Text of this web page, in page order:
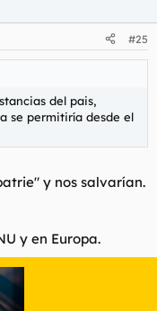
#25
del pais,
se permitiría desde el
y nos salvarían.
y en Europa.